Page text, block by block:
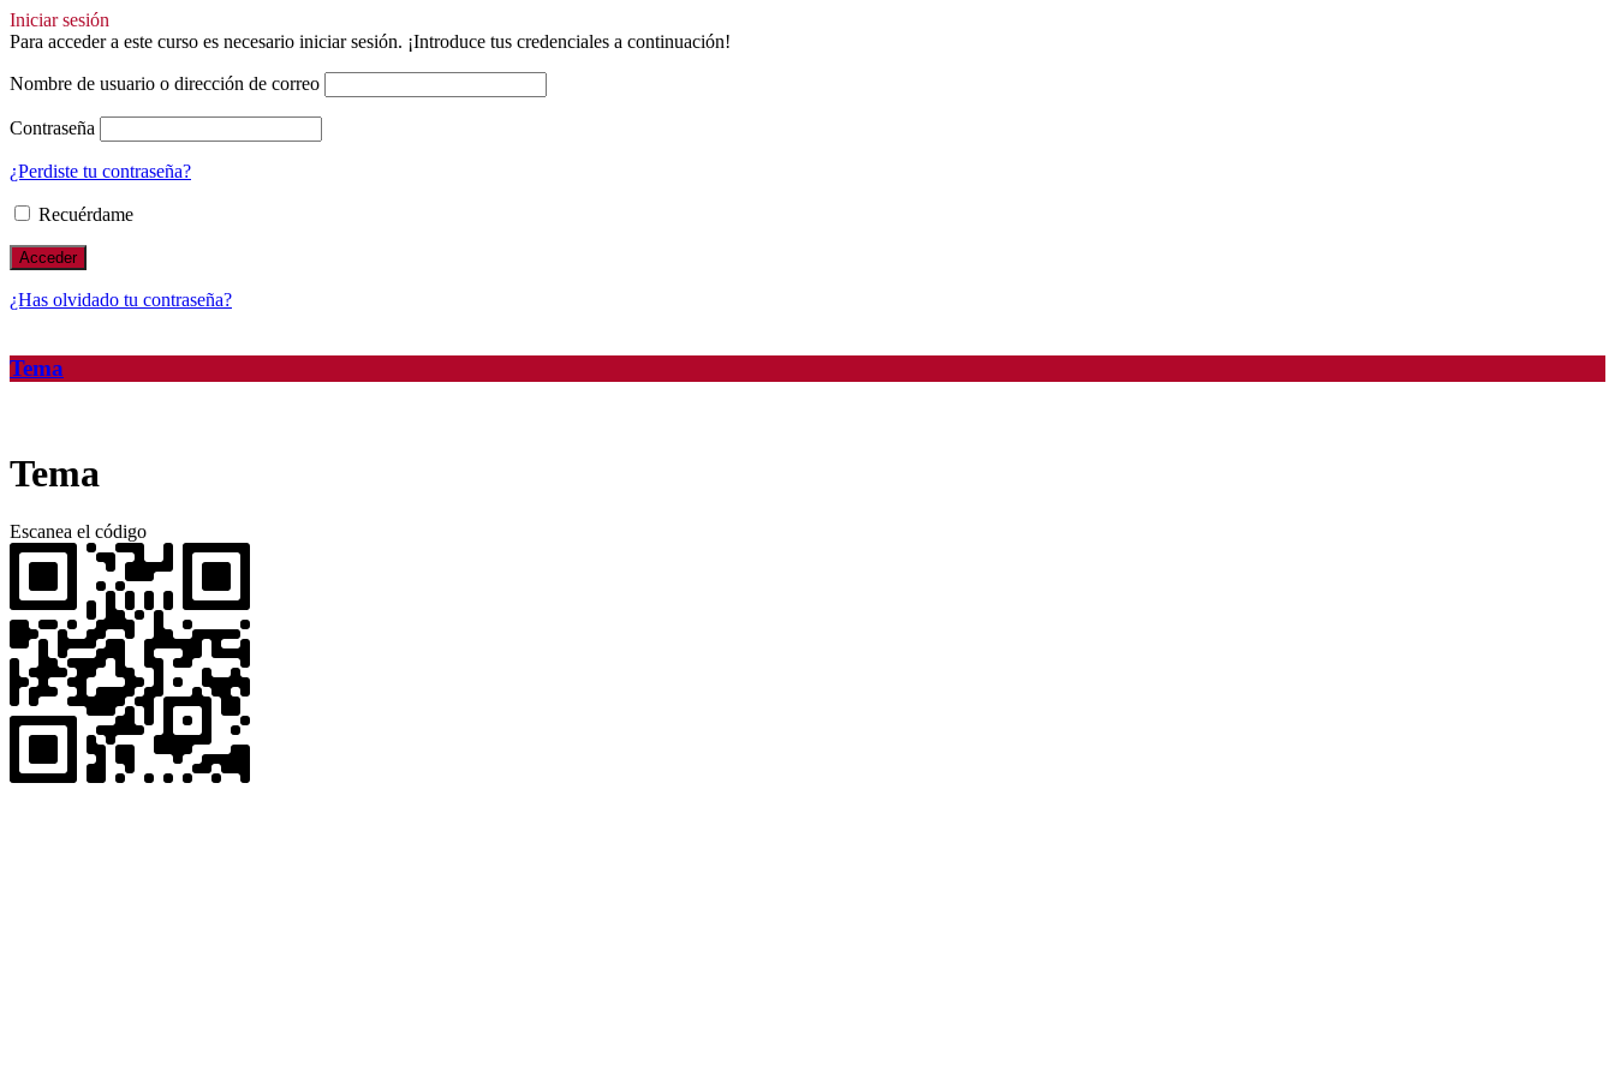
Iniciar sesión
Para acceder a este curso es necesario iniciar sesión. ¡Introduce tus credenciales a continuación!
Nombre de usuario o dirección de correo
Contraseña
¿Perdiste tu contraseña?
Recuérdame
¿Has olvidado tu contraseña?
Tema
Tema
Escanea el código